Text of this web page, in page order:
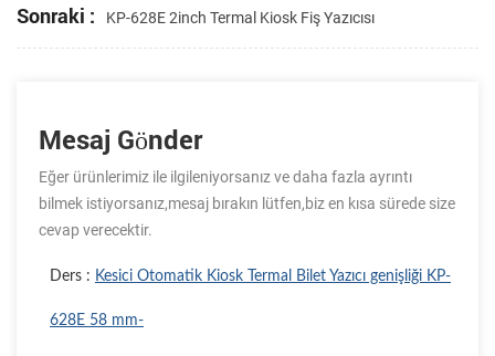
Sonraki : KP-628E 2inch Termal Kiosk Fiş Yazıcısı
Mesaj Gönder
Eğer ürünlerimiz ile ilgileniyorsanız ve daha fazla ayrıntı
bilmek istiyorsanız,mesaj bırakın lütfen,biz en kısa sürede size
cevap verecektir.
Ders : Kesici Otomatik Kiosk Termal Bilet Yazıcı genişliği KP-
628E 58 mm-